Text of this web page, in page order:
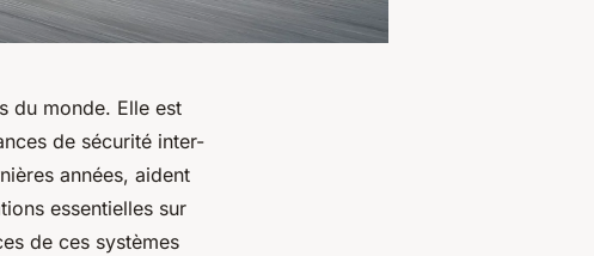
du monde. Elle est
de sécurité inter-
années, aident
essentielles sur
de ces systèmes